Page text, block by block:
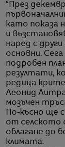
“През
като показа
и
наред с
основни.
подробен
резултати,
редица
Леонид
мозъчен
По-късно ще
от селското
облагане до
климата.